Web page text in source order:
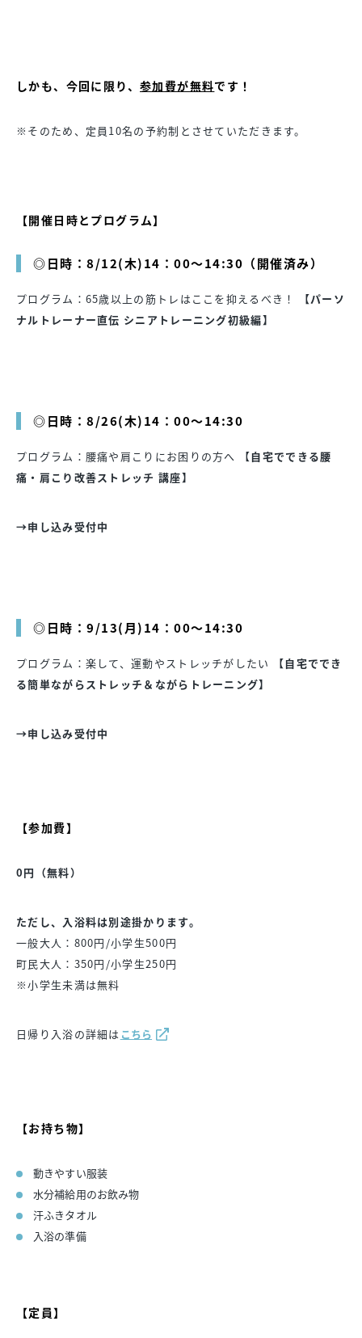
しかも、今回に限り、 参加費が無料です！
※そのため、定員10名の予約制とさせていただきます。
【開催日時とプログラム】
◎日時：8/12(木)14：00～14:30（開催済み）
プログラム：65歳以上の筋トレはここを抑えるべき！
【パーソ
ナルトレーナー直伝 シニアトレーニング初級編】
◎日時：8/26(木)14：00～14:30
プログラム：腰痛や肩こりにお困りの方へ 【自宅でできる腰
痛・肩こり改善ストレッチ 講座】
→申し込み受付中
◎日時：9/13(月)14：00～14:30
プログラム：楽して、運動やストレッチがしたい
【自宅ででき
る簡単ながらストレッチ＆ながらトレーニング】
→申し込み受付中
【参加費】
0円（無料）
ただし、入浴料は別途掛かります。
一般大人：800円/小学生500円
町民大人：350円/小学生250円
※小学生未満は無料
日帰り入浴の詳細は こちら
【お持ち物】
動きやすい服装
水分補給用のお飲み物
汗ふきタオル
入浴の準備
【定員】